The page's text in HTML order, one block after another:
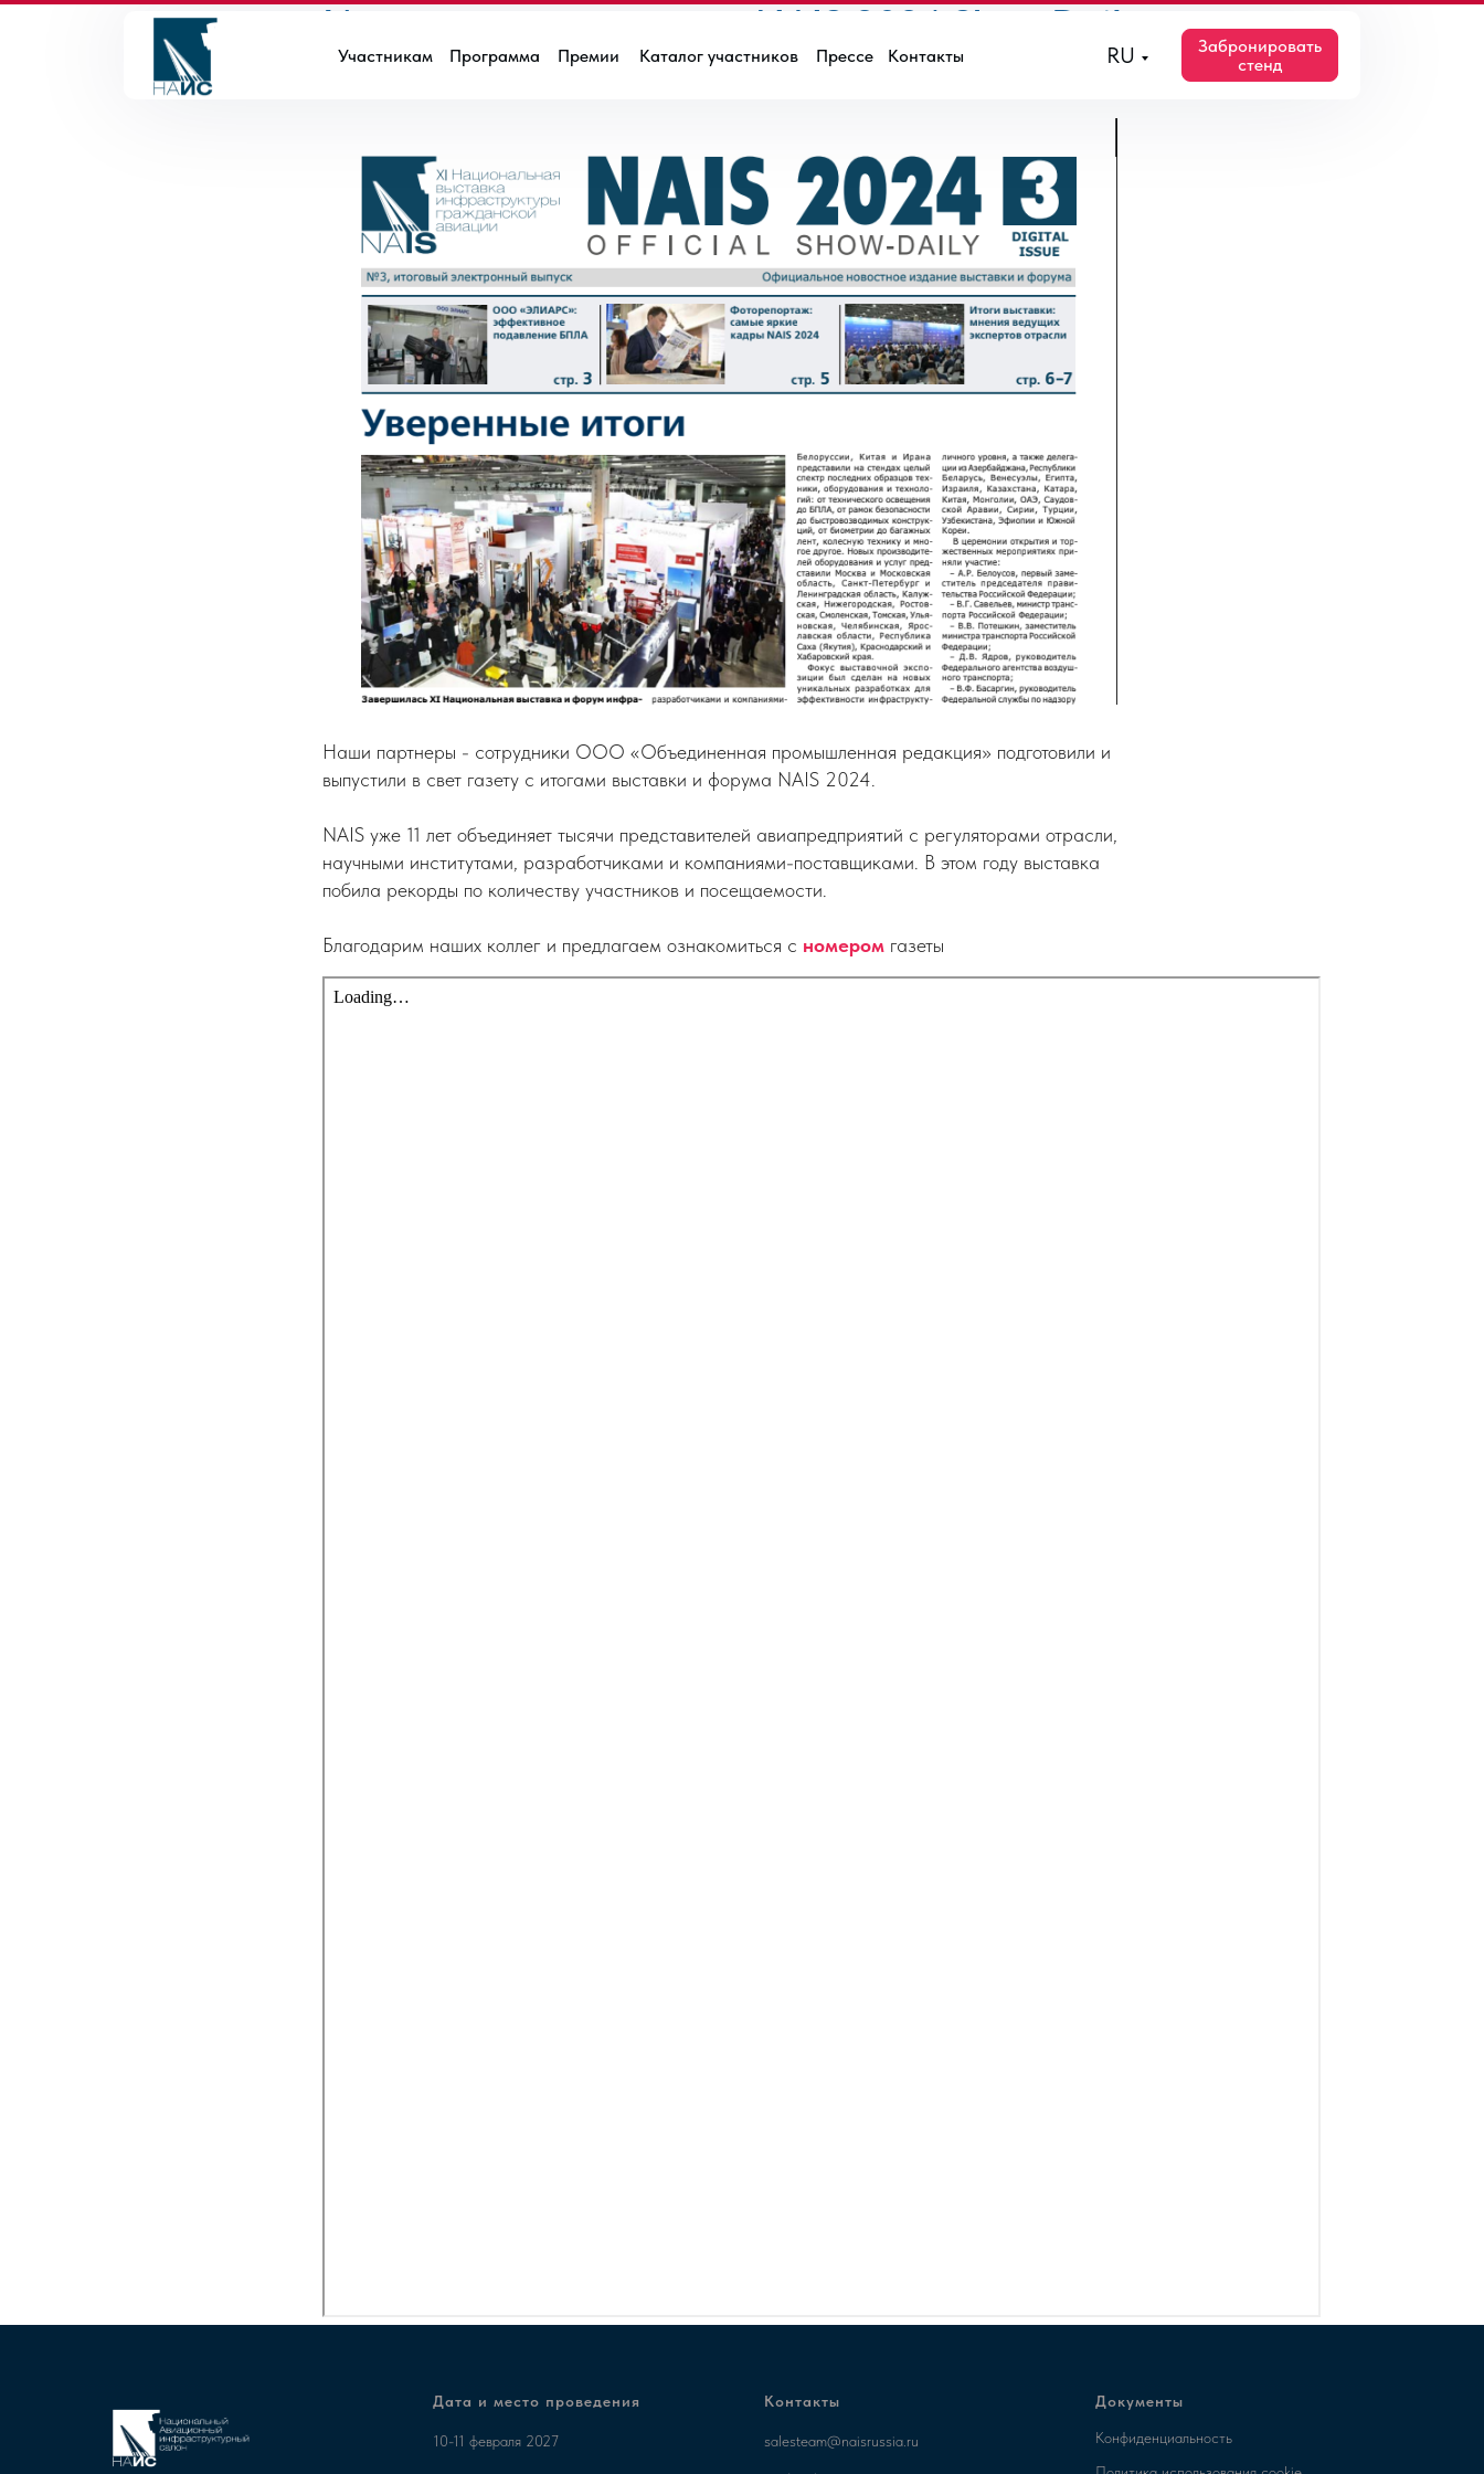
Забронировать
стенд
RU
Участникам Программа Премии Каталог участников Прессе Контакты
Итоговый номер газеты NAIS 2024 Show Daily
Наши партнеры - сотрудники ООО «Объединенная промышленная редакция» подготовили и
выпустили в свет газету с итогами выставки и форума NAIS 2024.
NAIS уже 11 лет объединяет тысячи представителей авиапредприятий с регуляторами отрасли,
научными институтами, разработчиками и компаниями-поставщиками. В этом году выставка
побила рекорды по количеству участников и посещаемости.
Благодарим наших коллег и предлагаем ознакомиться с номером газеты
Дата и место проведения
10-11 февраля 2027
Контакты
salesteam@naisrussia.ru
Документы
Конфиденциальность